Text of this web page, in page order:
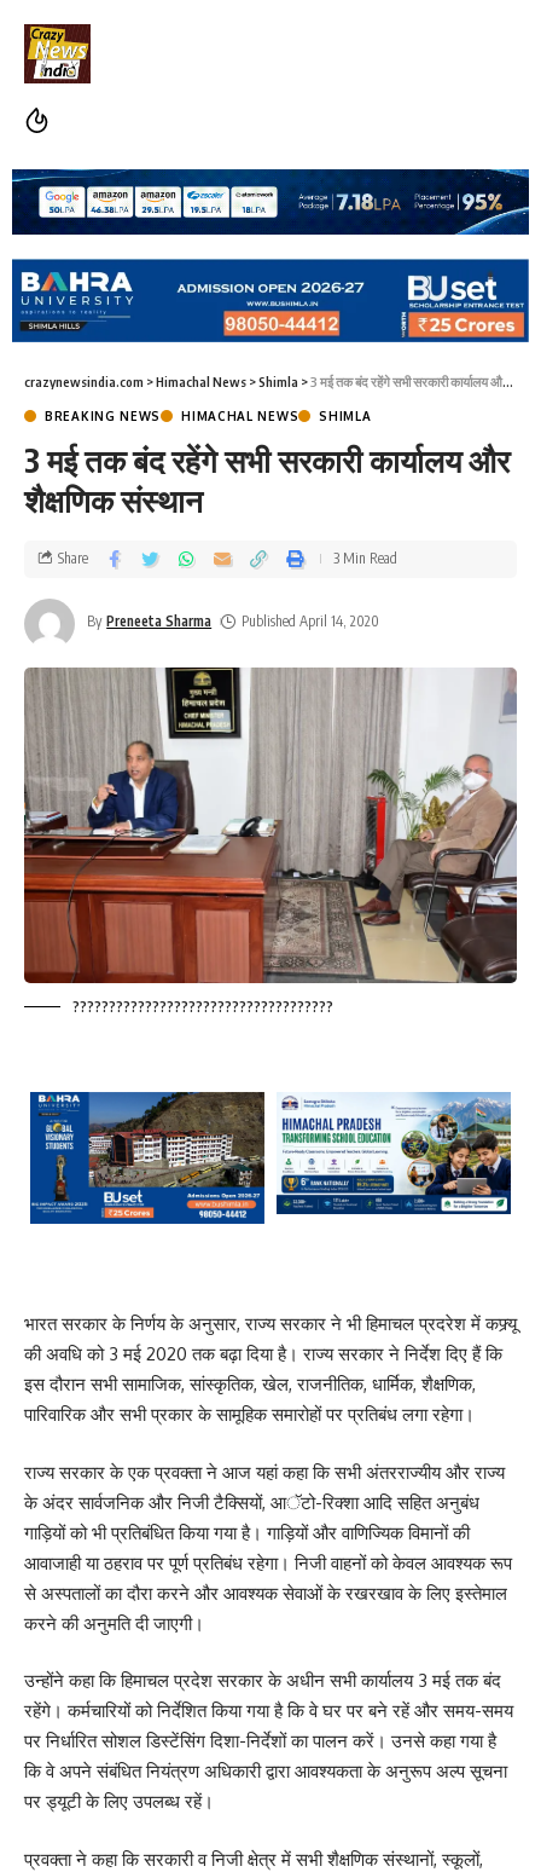
crazynewsindia.com >Himachal News >Shimla >3 मई तक बंद रहेंगे सभी सरकारी कार्यालय और शैक्षणिक संस्थान
BREAKING NEWS HIMACHAL NEWS SHIMLA
3 मई तक बंद रहेंगे सभी सरकारी कार्यालय और
शैक्षणिक संस्थान
By Preneeta Sharma Published April 14, 2020
Share 3 Min Read
????????????????????????????????????
भारत सरकार के निर्णय के अनुसार, राज्य सरकार ने भी हिमाचल प्रदरेश में कफ्र्यू
की अवधि को 3 मई 2020 तक बढ़ा दिया है। राज्य सरकार ने निर्देश दिए हैं कि
इस दौरान सभी सामाजिक, सांस्कृतिक, खेल, राजनीतिक, धार्मिक, शैक्षणिक,
पारिवारिक और सभी प्रकार के सामूहिक समारोहों पर प्रतिबंध लगा रहेगा।
राज्य सरकार के एक प्रवक्ता ने आज यहां कहा कि सभी अंतरराज्यीय और राज्य
के अंदर सार्वजनिक और निजी टैक्सियों, आॅटो-रिक्शा आदि सहित अनुबंध
गाड़ियों को भी प्रतिबंधित किया गया है। गाड़ियों और वाणिज्यिक विमानों की
आवाजाही या ठहराव पर पूर्ण प्रतिबंध रहेगा। निजी वाहनों को केवल आवश्यक रूप
से अस्पतालों का दौरा करने और आवश्यक सेवाओं के रखरखाव के लिए इस्तेमाल
करने की अनुमति दी जाएगी।
उन्होंने कहा कि हिमाचल प्रदेश सरकार के अधीन सभी कार्यालय 3 मई तक बंद
रहेंगे। कर्मचारियों को निर्देशित किया गया है कि वे घर पर बने रहें और समय-समय
पर निर्धारित सोशल डिस्टेंसिंग दिशा-निर्देशों का पालन करें। उनसे कहा गया है
कि वे अपने संबंधित नियंत्रण अधिकारी द्वारा आवश्यकता के अनुरूप अल्प सूचना
पर ड्यूटी के लिए उपलब्ध रहें।
प्रवक्ता ने कहा कि सरकारी व निजी क्षेत्र में सभी शैक्षणिक संस्थानों, स्कूलों,